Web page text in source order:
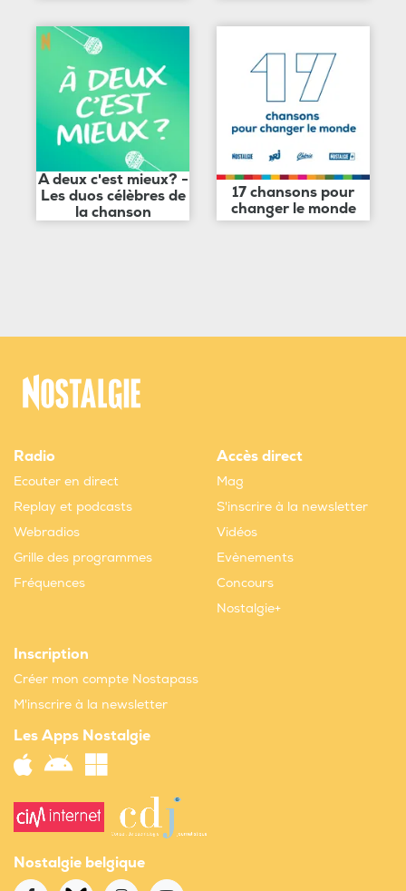
A deux c'est mieux? -
Les duos célèbres de
la chanson
17 chansons pour
changer le monde
Radio
Ecouter en direct
Replay et podcasts
Webradios
Grille des programmes
Fréquences
Accès direct
Mag
S'inscrire à la newsletter
Vidéos
Evènements
Concours
Nostalgie+
Inscription
Créer mon compte Nostapass
M'inscrire à la newsletter
Les Apps Nostalgie
Nostalgie belgique